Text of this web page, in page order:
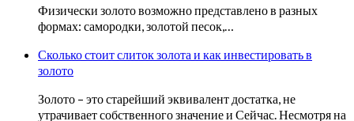
Физически золото возможно представлено в разных
формах: самородки, золотой песок,…
Сколько стоит слиток золота и как инвестировать в
золото
Золото – это старейший эквивалент достатка, не
утрачивает собственного значение и Сейчас. Несмотря на